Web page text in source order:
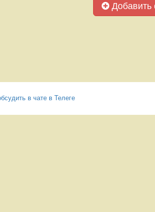
Добавить
в чате в Телеге